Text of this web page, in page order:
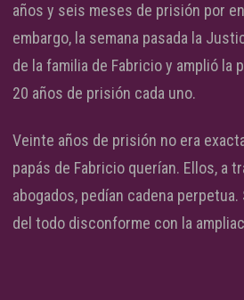
años y seis meses de prisión por
embargo, la semana pasada la
de la familia de Fabricio y amplió la
20 años de prisión cada uno.
Veinte años de prisión no era
papás de Fabricio querían. Ellos, a
abogados, pedían cadena
del todo disconforme con la